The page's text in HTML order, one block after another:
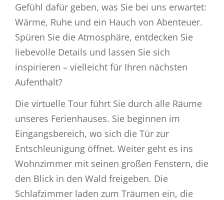
Gefühl dafür geben, was Sie bei uns erwartet:
Wärme, Ruhe und ein Hauch von Abenteuer.
Spüren Sie die Atmosphäre, entdecken Sie
liebevolle Details und lassen Sie sich
inspirieren – vielleicht für Ihren nächsten
Aufenthalt?
Die virtuelle Tour führt Sie durch alle Räume
unseres Ferienhauses. Sie beginnen im
Eingangsbereich, wo sich die Tür zur
Entschleunigung öffnet. Weiter geht es ins
Wohnzimmer mit seinen großen Fenstern, die
den Blick in den Wald freigeben. Die
Schlafzimmer laden zum Träumen ein, die